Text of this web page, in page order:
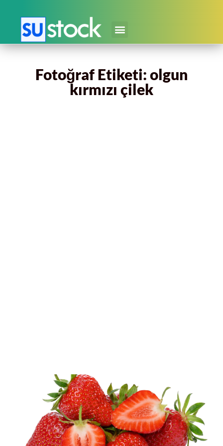
Fotoğraf Etiketi: olgun
kırmızı çilek